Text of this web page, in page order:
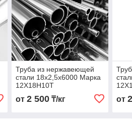
Труба из нержавеющей
стали 18х2,5х6000 Марка
12Х18Н10Т
от 2 500₸/кг от